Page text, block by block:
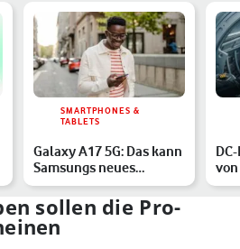
SMARTPHONES &
TABLETS
Galaxy A17 5G: Das kann
Samsungs neues
Budget-Handy
sollen die Pro-